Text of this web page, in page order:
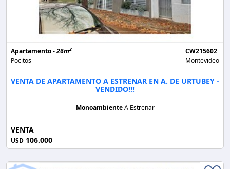
Apartamento -26m2
Pocitos
CW215602
Montevideo
VENTA DE APARTAMENTO A ESTRENAR EN A. DE URTUBEY -
VENDIDO!!!
MonoambienteA Estrenar
VENTA
USD 106.000